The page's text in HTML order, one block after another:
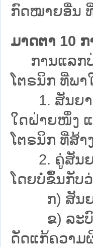
ກົດໝາຍອື່ນ
ມາດຕາ 10
ການແລກປ່
ໂຕຣນິກ ທີ່ພາ
1. ສັນຍາທ
ໃດຝ່າຍໜຶ່ງ ແ
ໂຕຣນິກ ທີ່ສ້າ
2. ຄູ່ສັນຍາ
ໂດຍບໍ່ຂຶ້ນກັບ
ກ) ສັນຍາດັ່
ຂ) ລະບົບຂໍ້
ດັດແກ້ຄວາມ